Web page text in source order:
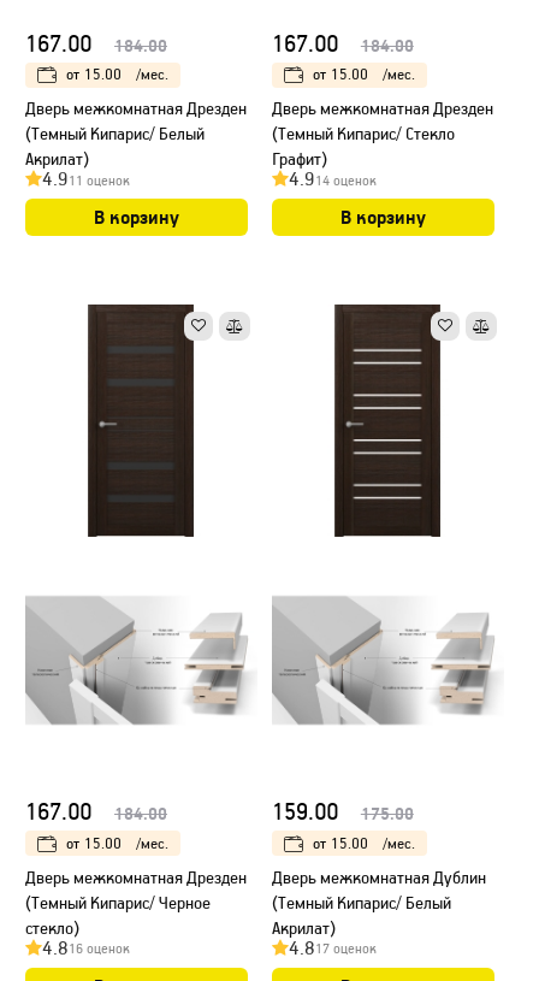
167.00 184.00
от 15.00 /мес.
Дверь межкомнатная Дрезден
(Темный Кипарис/ Белый
Акрилат)
4.911 оценок
В корзину
167.00 184.00
от 15.00 /мес.
Дверь межкомнатная Дрезден
(Темный Кипарис/ Стекло
Графит)
4.914 оценок
В корзину
167.00 184.00
от 15.00 /мес.
Дверь межкомнатная Дрезден
(Темный Кипарис/ Черное
стекло)
4.816 оценок
159.00 175.00
от 15.00 /мес.
Дверь межкомнатная Дублин
(Темный Кипарис/ Белый
Акрилат)
4.817 оценок